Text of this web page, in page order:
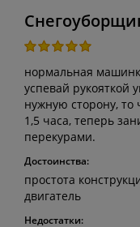
нормальная
успевай рукояткой
нужную сторону, то
1,5 часа, теперь
перекурами.
Достоинства:
простота
двигатель
Недостатки: